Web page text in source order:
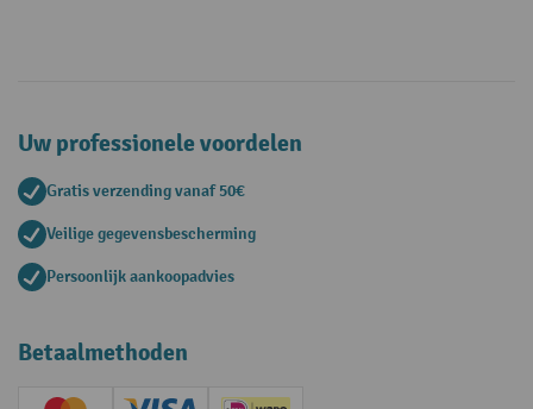
Uw professionele voordelen
Gratis verzending vanaf 50€
Veilige gegevensbescherming
Persoonlijk aankoopadvies
Betaalmethoden